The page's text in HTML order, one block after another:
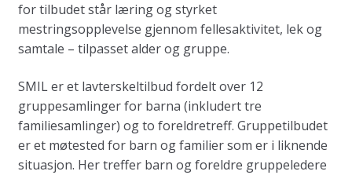
for tilbudet står læring og styrket
mestringsopplevelse gjennom fellesaktivitet, lek og
samtale – tilpasset alder og gruppe.
SMIL er et lavterskeltilbud fordelt over 12
gruppesamlinger for barna (inkludert tre
familiesamlinger) og to foreldretreff. Gruppetilbudet
er et møtested for barn og familier som er i liknende
situasjon. Her treffer barn og foreldre gruppeledere